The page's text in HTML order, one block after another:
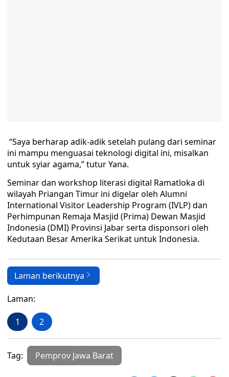
“Saya berharap adik-adik setelah pulang dari seminar
ini mampu menguasai teknologi digital ini, misalkan
untuk syiar agama,” tutur Yana.
Seminar dan workshop literasi digital Ramatloka di
wilayah Priangan Timur ini digelar oleh Alumni
International Visitor Leadership Program (IVLP) dan
Perhimpunan Remaja Masjid (Prima) Dewan Masjid
Indonesia (DMI) Provinsi Jabar serta disponsori oleh
Kedutaan Besar Amerika Serikat untuk Indonesia.
Laman berikutnya
Laman:
1 2
Tag: Pemprov Jawa Barat